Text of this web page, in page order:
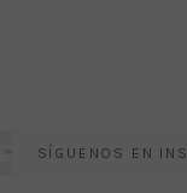
SÍGUENOS EN